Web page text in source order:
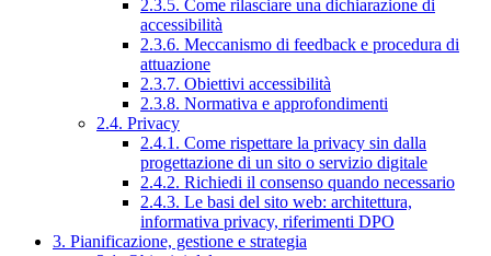
2.3.5. Come rilasciare una dichiarazione di
accessibilità
2.3.6. Meccanismo di feedback e procedura di
attuazione
2.3.7. Obiettivi accessibilità
2.3.8. Normativa e approfondimenti
2.4. Privacy
2.4.1. Come rispettare la privacy sin dalla
progettazione di un sito o servizio digitale
2.4.2. Richiedi il consenso quando necessario
2.4.3. Le basi del sito web: architettura,
informativa privacy, riferimenti DPO
3. Pianificazione, gestione e strategia